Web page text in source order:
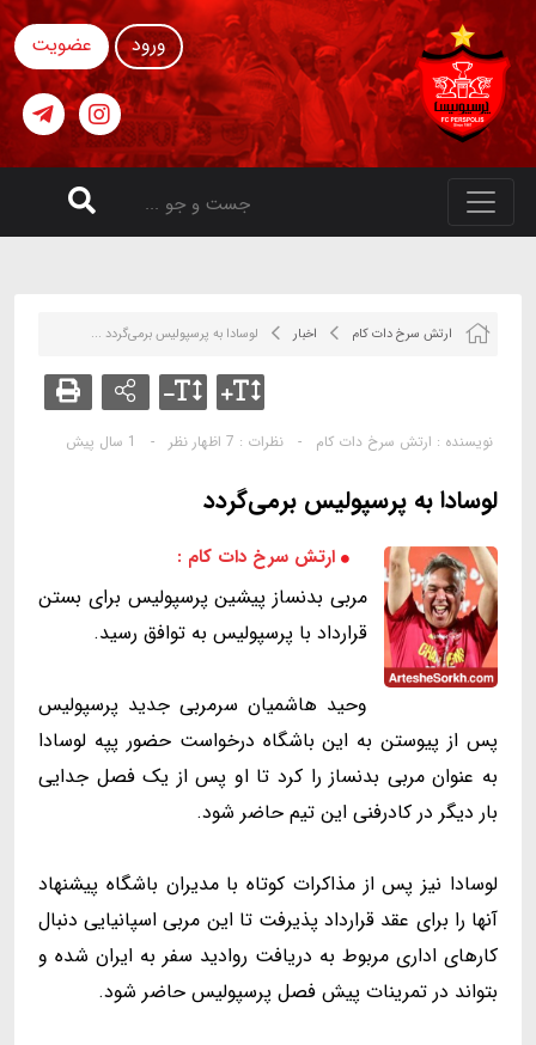
ورود عضویت
ارتش سرخ دات کام اخبار لوسادا به پرسپولیس برمی‌گردد ...
نویسنده : ارتش سرخ دات کام - نظرات : 7 اظهار نظر - 1 سال پیش
لوسادا به پرسپولیس برمی‌گردد
ارتش سرخ دات کام :
مربی بدنساز پیشین پرسپولیس برای بستن
قرارداد با پرسپولیس به توافق رسید.
وحید هاشمیان سرمربی جدید پرسپولیس
پس از پیوستن به این باشگاه درخواست حضور پپه لوسادا
به عنوان مربی بدنساز را کرد تا او پس از یک فصل جدایی
بار دیگر در کادرفنی این تیم حاضر شود.
‌لوسادا نیز پس از مذاکرات کوتاه با مدیران باشگاه پیشنهاد
آنها را برای عقد قرارداد پذیرفت تا این مربی اسپانیایی دنبال
کارهای اداری مربوط به دریافت روادید سفر به ایران شده و
بتواند در تمرینات پیش فصل پرسپولیس حاضر شود.